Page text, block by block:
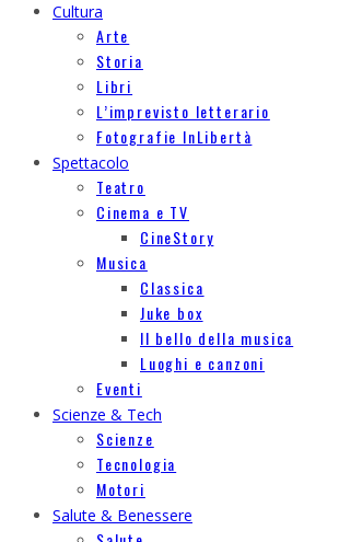
Cultura
Arte
Storia
Libri
L’imprevisto letterario
Fotografie InLibertà
Spettacolo
Teatro
Cinema e TV
CineStory
Musica
Classica
Juke box
Il bello della musica
Luoghi e canzoni
Eventi
Scienze & Tech
Scienze
Tecnologia
Motori
Salute & Benessere